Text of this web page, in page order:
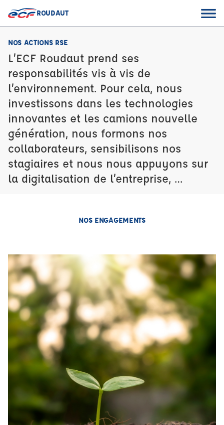
ROUDAUT
NOS ACTIONS RSE
L’ECF Roudaut prend ses
responsabilités vis à vis de
l’environnement. Pour cela, nous
investissons dans les technologies
innovantes et les camions nouvelle
génération, nous formons nos
collaborateurs, sensibilisons nos
stagiaires et nous nous appuyons sur
la digitalisation de l’entreprise, …
NOS ENGAGEMENTS